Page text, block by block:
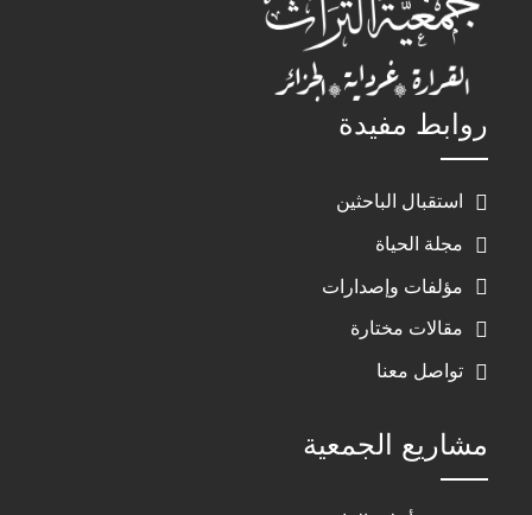
روابط مفيدة
استقبال الباحثين
مجلة الحياة
مؤلفات وإصدارات
مقالات مختارة
تواصل معنا
مشاريع الجمعية